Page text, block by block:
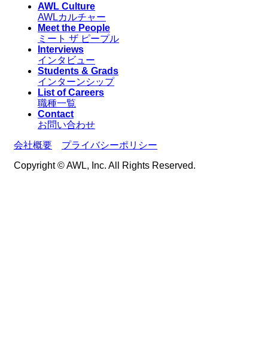
AWL Culture
AWLカルチャー
Meet the People
ミート ザ ピープル
Interviews
インタビュー
Students & Grads
インターンシップ
List of Careers
職種一覧
Contact
お問い合わせ
会社概要
プライバシーポリシー
Copyright © AWL, Inc. All Rights Reserved.